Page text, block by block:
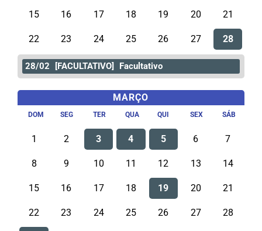
15 16 17 18 19 20 21
22 23 24 25 26 27 28
28/02 [FACULTATIVO] Facultativo
MARÇO
DOM SEG TER QUA QUI SEX SÁB
1 2 3 4 5 6 7
8 9 10 11 12 13 14
15 16 17 18 19 20 21
22 23 24 25 26 27 28